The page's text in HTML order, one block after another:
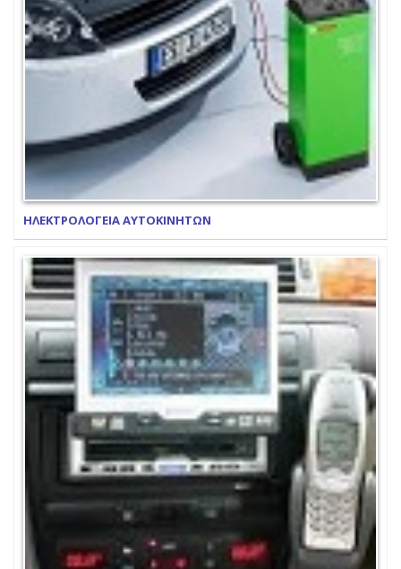
ΗΛΕΚΤΡΟΛΟΓΕΙΑ ΑΥΤΟΚΙΝΗΤΩΝ